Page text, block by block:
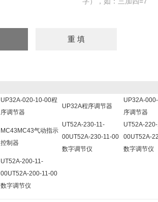
UP32A-020-10-00程
序调节器
UP32A程序调节器
UP32A-
序调节器
MC43MC43气动指示
控制器
UT52A-230-11-
00UT52A-230-11-00
数字调节仪
UT52A-
00UT52A-
数字调节仪
UT52A-200-11-
00UT52A-200-11-00
数字调节仪